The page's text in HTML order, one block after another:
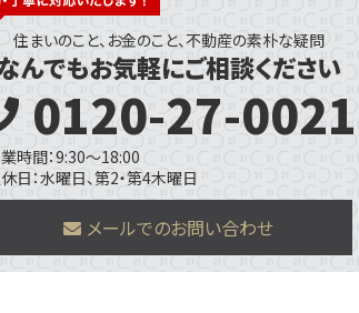
住まいのこと、お金のこと、不動産の素朴な疑問
んでもお気軽にご相談ください
0120-27-0021
時間：9:30～18:00
日：水曜日、第2・第4木曜日
メールでのお問い合わせ